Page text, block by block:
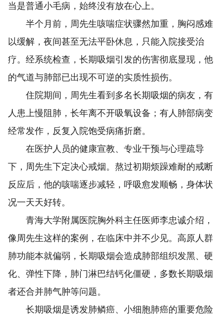
当是普通小毛病，始终没有放在心上。
半个月前，周先生咳喘症状骤然加重，胸闷感难
以缓解，夜间甚至无法平卧休息，只能入院接受治
疗。经系统检查，长期吸烟引发的伤害彻底显现，他
的气道与肺部已出现不可逆的实质性损伤。
住院期间，周先生看到多名长期吸烟的病友，有
人患上慢阻肺，长年离不开吸氧设备；有人肺部病变
经常发作，反复入院饱受病痛折磨。
在医护人员的健康宣教、专业干预与心理疏导
下，周先生下定决心戒烟。熬过初期烦躁难耐的戒断
反应后，他的咳喘逐步减轻，呼吸愈发顺畅，身体状
况一天天好转。
青海大学附属医院胸外科主任医师李忠诚介绍，
像周先生这样的案例，在临床中并不少见。高原人群
肺功能本就偏弱，长期吸烟会造成肺部组织发黑、硬
化、弹性下降，肺门淋巴结钙化僵硬，多数长期吸烟
者还合并肺气肿等问题。
长期吸烟是诱发肺鳞癌、小细胞肺癌的重要危险